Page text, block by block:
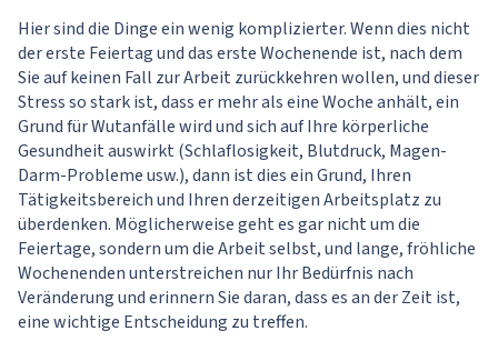
Hier sind die Dinge ein wenig komplizierter. Wenn dies nicht
der erste Feiertag und das erste Wochenende ist, nach dem
Sie auf keinen Fall zur Arbeit zurückkehren wollen, und dieser
Stress so stark ist, dass er mehr als eine Woche anhält, ein
Grund für Wutanfälle wird und sich auf Ihre körperliche
Gesundheit auswirkt (Schlaflosigkeit, Blutdruck, Magen-
Darm-Probleme usw.), dann ist dies ein Grund, Ihren
Tätigkeitsbereich und Ihren derzeitigen Arbeitsplatz zu
überdenken. Möglicherweise geht es gar nicht um die
Feiertage, sondern um die Arbeit selbst, und lange, fröhliche
Wochenenden unterstreichen nur Ihr Bedürfnis nach
Veränderung und erinnern Sie daran, dass es an der Zeit ist,
eine wichtige Entscheidung zu treffen.